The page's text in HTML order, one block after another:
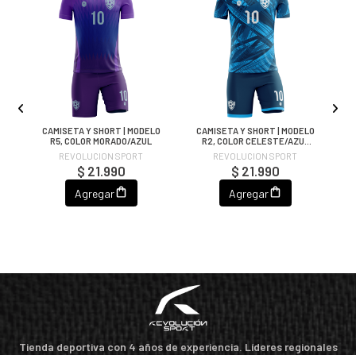
CAMISETA Y SHORT | MODELO
R5, COLOR MORADO/AZUL
REVOLUCION SPORT
$ 21.990
Agregar
CAMISETA Y SHORT | MODELO
R2, COLOR CELESTE/AZUL
MARINO
REVOLUCION SPORT
$ 21.990
Agregar
Tienda deportiva con 4 años de experiencia. Líderes regionales